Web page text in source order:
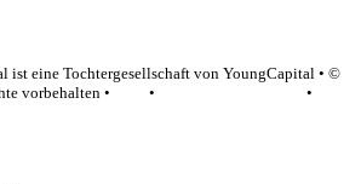
ist eine Tochtergesellschaft von YoungCapital • ©
vorbehalten •
•
•